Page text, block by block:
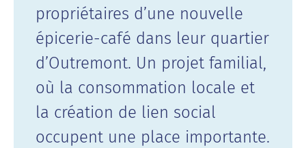
propriétaires d’une nouvelle
épicerie-café dans leur quartier
d’Outremont. Un projet familial,
où la consommation locale et
la création de lien social
occupent une place importante.